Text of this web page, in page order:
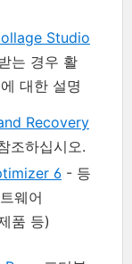
Studio
는 경우 활
대한 설명
Recovery
조하십시오.
6 - 등
웨어
품 등)